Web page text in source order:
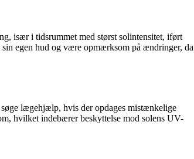
især i tidsrummet med størst solintensitet, iført
sin egen hud og være opmærksom på ændringer, da
lægehjælp, hvis der opdages mistænkelige
hvilket indebærer beskyttelse mod solens UV-